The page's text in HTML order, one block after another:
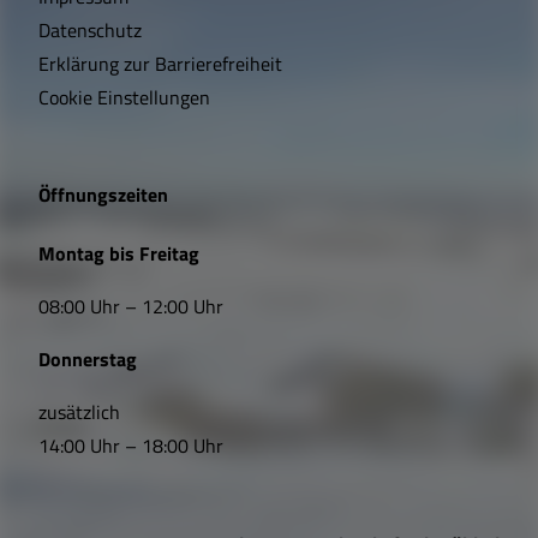
t
i
e
L
n
k
s
Datenschutz
Erklärung zur Barrierefreiheit
Cookie Einstellungen
Öffnungszeiten
Montag bis Freitag
08:00 Uhr – 12:00 Uhr
Donnerstag
zusätzlich
14:00 Uhr – 18:00 Uhr